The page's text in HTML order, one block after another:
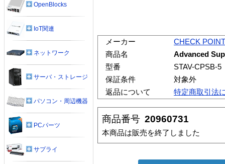
メーカー
CHECK POINT
商品名
Advanced
型番
STAV-CPSB-5
保証条件
対象外
返品について
特定商取引法
商品番号 20960731
本商品は販売を終了しました
OpenBlocks
IoT関連
ネットワーク
サーバ・ストレージ
パソコン・周辺機器
PCパーツ
サプライ